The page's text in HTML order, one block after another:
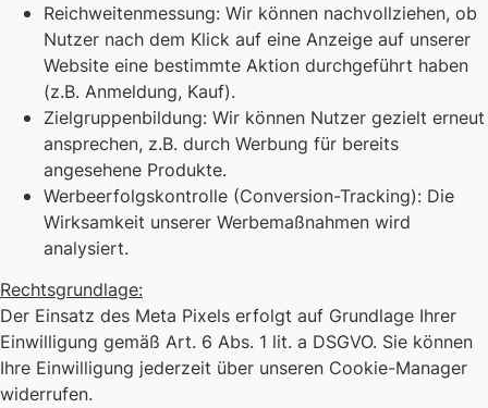
Reichweitenmessung: Wir können nachvollziehen, ob
Nutzer nach dem Klick auf eine Anzeige auf unserer
Website eine bestimmte Aktion durchgeführt haben
(z.B. Anmeldung, Kauf).
Zielgruppenbildung: Wir können Nutzer gezielt erneut
ansprechen, z.B. durch Werbung für bereits
angesehene Produkte.
Werbeerfolgskontrolle (Conversion-Tracking): Die
Wirksamkeit unserer Werbemaßnahmen wird
analysiert.
Rechtsgrundlage:
Der Einsatz des Meta Pixels erfolgt auf Grundlage Ihrer
Einwilligung gemäß Art. 6 Abs. 1 lit. a DSGVO. Sie können
Ihre Einwilligung jederzeit über unseren Cookie-Manager
widerrufen.